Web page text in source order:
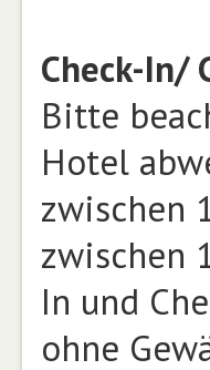
Check-In/
Bitte
Hotel
zwischen
zwischen
In und
ohne